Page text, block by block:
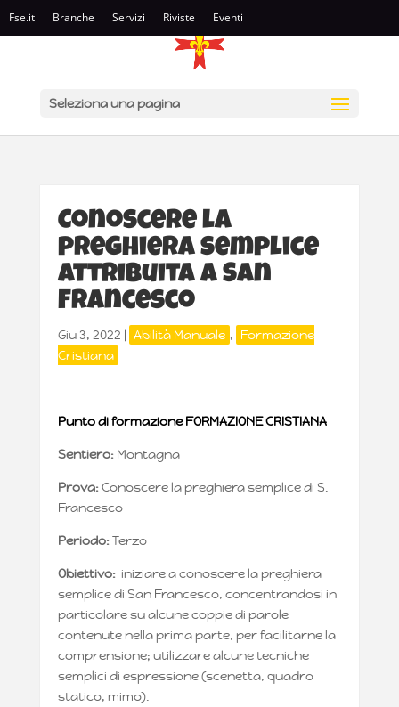
Fse.it Branche Servizi Riviste Eventi
Seleziona una pagina
Conoscere la
preghiera semplice
attribuita a San
Francesco
Giu 3, 2022 | Abilità Manuale , Formazione
Cristiana
Punto di formazione FORMAZIONE CRISTIANA
Sentiero: Montagna
Prova:Conoscere la preghiera semplice di S.
Francesco
Periodo:Terzo
Obiettivo: iniziare a conoscere la preghiera
semplice di San Francesco, concentrandosi in
particolare su alcune coppie di parole
contenute nella prima parte, per facilitarne la
comprensione; utilizzare alcune tecniche
semplici di espressione (scenetta, quadro
statico, mimo).